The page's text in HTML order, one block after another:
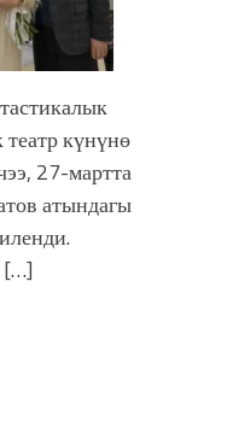
күнүнө
27-мартта
атындагы
[…]